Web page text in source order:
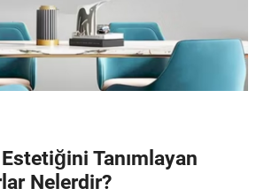
Estetiğini Tanımlayan
Nelerdir?